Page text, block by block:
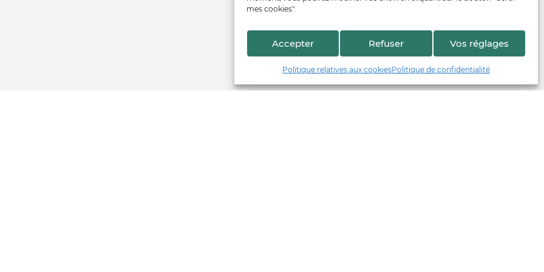
mes cookies".
Accepter Refuser Vos réglages
Politique relatives aux cookiesPolitique de confidentialité